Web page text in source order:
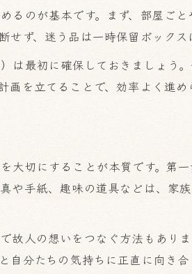
の敬意を守る遺品整理のコツとは
人の想いを大切にする遺品整理の
品整理で敬意を表す丁寧な扱い方
切な品を守る遺品整理の工夫と注
ズな遺品整理作業へ導く実践ポイ
率的に進める遺品整理の作業手順
ムーズな遺品整理のための準備と
業が滞らない遺品整理チェックポ
るのが基本です。まず、部屋ご
ず、迷う品は一時保留ボックス
は最初に確保しておきましょう
を立てることで、効率よく進め
切にすることが本質です。第
や手紙、趣味の道具などは、家
故人の想いをつなぐ方法もあり
分たちの気持ちに正直に向き合